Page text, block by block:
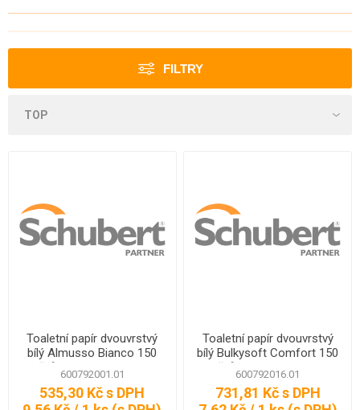
FILTRY
Toaletní papír dvouvrstvý
bílý Almusso Bianco 150
útržků, délka 18 m, 56 ks -
kopírovat
600792001.01
535,30 Kč s DPH
Toaletní papír dvouvrstvý
bílý Bulkysoft Comfort 150
útržků, délka 15 m, 96 ks
600792016.01
731,81 Kč s DPH